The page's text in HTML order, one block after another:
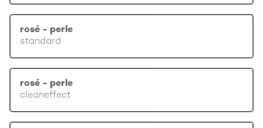
rosé - perle
standard
rosé - perle
cleaneffect